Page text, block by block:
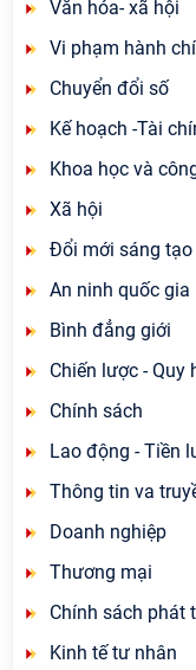
Văn hóa- xã hội
Vi phạm hành
Chuyển đổi số
Kế hoạch -Tài
Khoa học và
Xã hội
Đổi mới sáng tạo
An ninh quốc gia
Bình đẳng giới
Chiến lược - Quy
Chính sách
Lao động - Tiền
Thông tin va
Doanh nghiệp
Thương mại
Chính sách phát
Kinh tế tư nhân